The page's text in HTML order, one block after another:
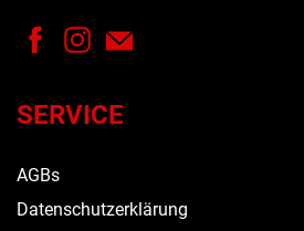
SERVICE
AGBs
Datenschutzerklärung